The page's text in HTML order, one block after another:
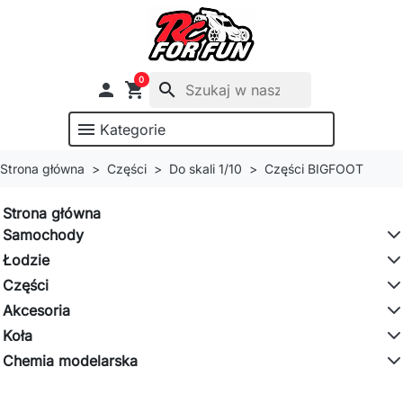
 shopping_cart
0
search
menu Kategorie
Strona główna Części Do skali 1/10 Części BIGFOOT
Strona główna
Samochody
Łodzie
Części
Akcesoria
Koła
Chemia modelarska